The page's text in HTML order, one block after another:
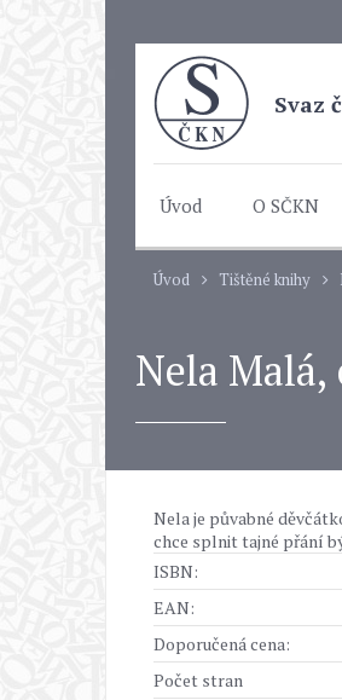
Svaz
Úvod O SČKN
Úvod Tištěné knihy
Nela
Nela je půvabné
chce splnit tajné přání
ISBN:
EAN:
Doporučená cena:
Počet stran